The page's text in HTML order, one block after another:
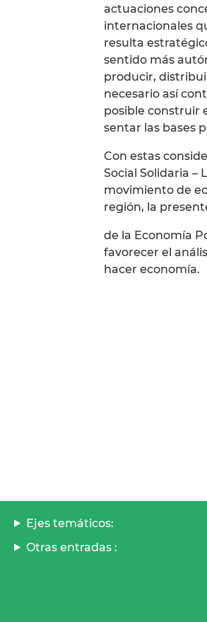
actuaciones
internacionales
resulta
sentido más
producir,
necesario así
posible construir
sentar las bases
Con estas
Social Solidaria –
movimiento de
región, la
de la Economía
favorecer el
hacer economía.
Ejes temáticos:
Otras entradas :